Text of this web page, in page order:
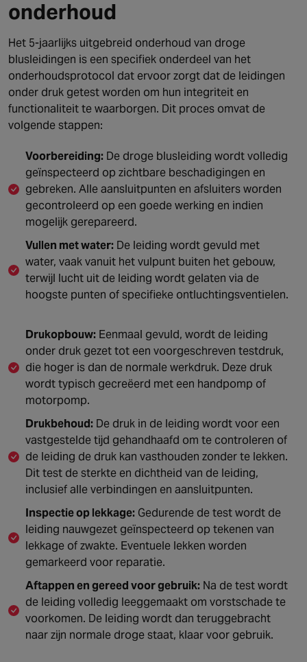
onderhoud
Het 5-jaarlijks uitgebreid onderhoud van droge
blusleidingen is een specifiek onderdeel van het
onderhoudsprotocol dat ervoor zorgt dat de leidingen
onder druk getest worden om hun integriteit en
functionaliteit te waarborgen. Dit proces omvat de
volgende stappen:
Voorbereiding: De droge blusleiding wordt volledig
geïnspecteerd op zichtbare beschadigingen en
gebreken. Alle aansluitpunten en afsluiters worden
gecontroleerd op een goede werking en indien
mogelijk gerepareerd.
Vullen met water: De leiding wordt gevuld met
water, vaak vanuit het vulpunt buiten het gebouw,
terwijl lucht uit de leiding wordt gelaten via de
hoogste punten of specifieke ontluchtingsventielen.
Drukopbouw: Eenmaal gevuld, wordt de leiding
onder druk gezet tot een voorgeschreven testdruk,
die hoger is dan de normale werkdruk. Deze druk
wordt typisch gecreëerd met een handpomp of
motorpomp.
Drukbehoud: De druk in de leiding wordt voor een
vastgestelde tijd gehandhaafd om te controleren of
de leiding de druk kan vasthouden zonder te lekken.
Dit test de sterkte en dichtheid van de leiding,
inclusief alle verbindingen en aansluitpunten.
Inspectie op lekkage: Gedurende de test wordt de
leiding nauwgezet geïnspecteerd op tekenen van
lekkage of zwakte. Eventuele lekken worden
gemarkeerd voor reparatie.
Aftappen en gereed voor gebruik: Na de test wordt
de leiding volledig leeggemaakt om vorstschade te
voorkomen. De leiding wordt dan teruggebracht
naar zijn normale droge staat, klaar voor gebruik.